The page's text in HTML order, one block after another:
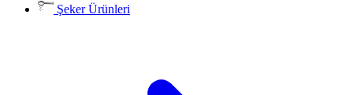
Şeker Ürünleri